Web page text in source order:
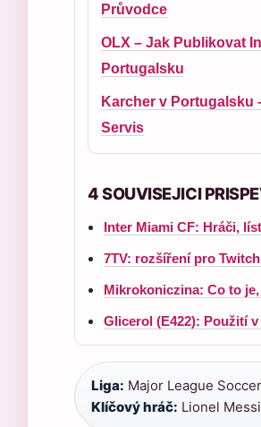
Průvodce
OLX – Jak Publikovat
Portugalsku
Karcher v Portugalsku
Servis
4 SOUVISEJICI
Inter Miami CF: Hráči,
7TV: rozšíření pro
Mikrokoniczina: Co to
Glicerol (E422): Použití
Liga: Major League Soccer
Klíčový hráč: Lionel Messi